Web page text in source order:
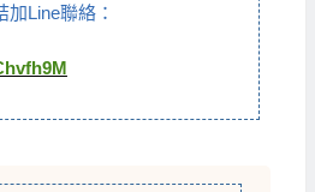
Line聯絡：